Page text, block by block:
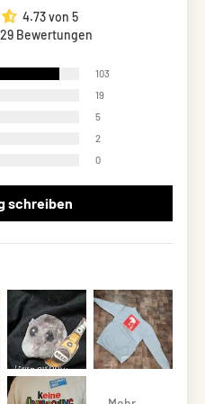
4.73 von 5
Bewertungen
103
19
5
2
0
schreiben